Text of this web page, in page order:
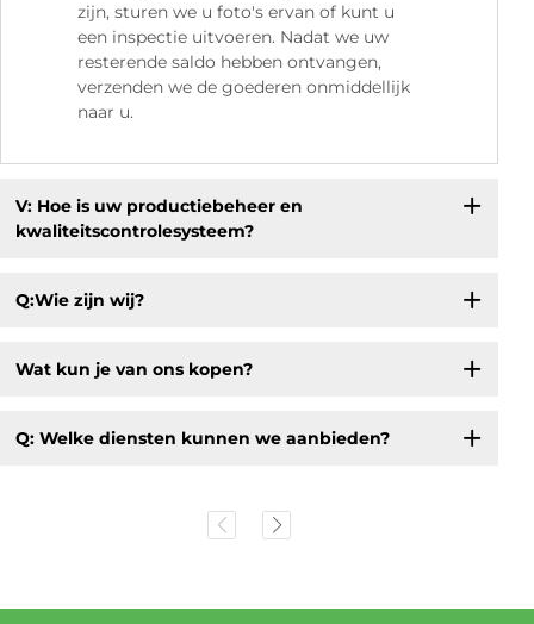
zijn, sturen we u foto's ervan of kunt u
een inspectie uitvoeren. Nadat we uw
resterende saldo hebben ontvangen,
verzenden we de goederen onmiddellijk
naar u.
V: Hoe is uw productiebeheer en
kwaliteitscontrolesysteem?
Q:Wie zijn wij?
Wat kun je van ons kopen?
Q: Welke diensten kunnen we aanbieden?